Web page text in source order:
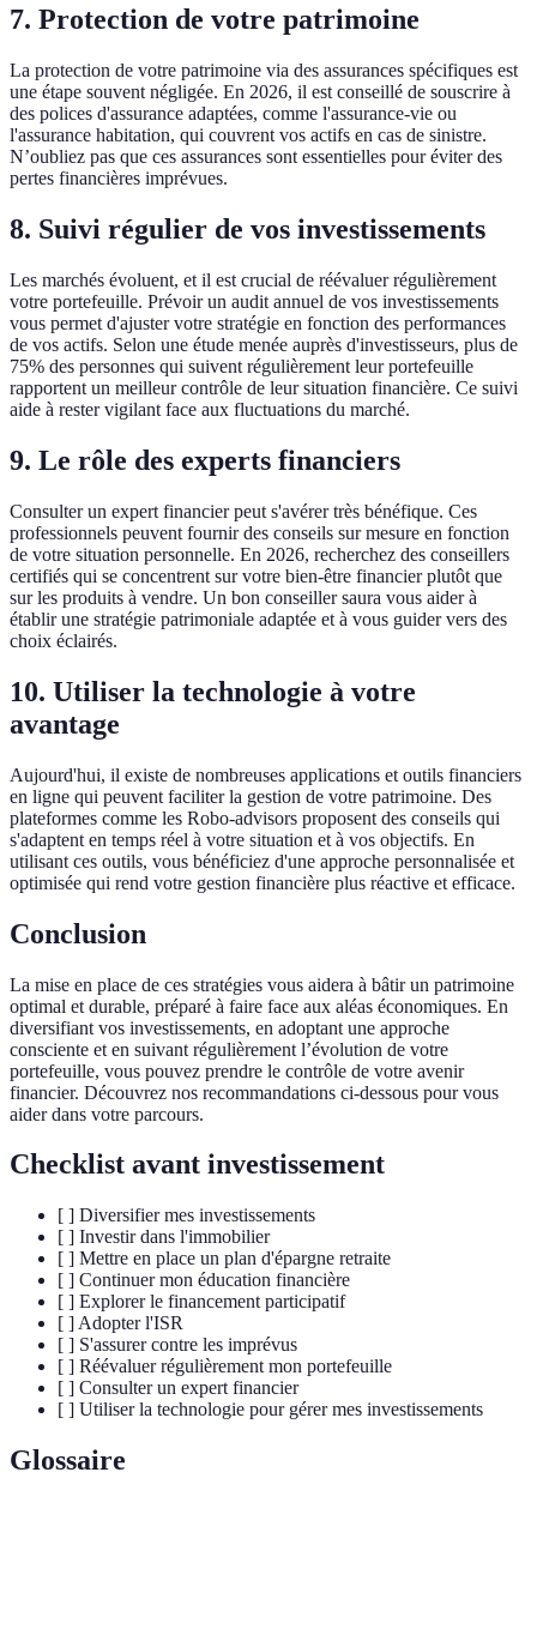
7. Protection de votre patrimoine
La protection de votre patrimoine via des assurances spécifiques est
une étape souvent négligée. En 2026, il est conseillé de souscrire à
des polices d'assurance adaptées, comme l'assurance-vie ou
l'assurance habitation, qui couvrent vos actifs en cas de sinistre.
N’oubliez pas que ces assurances sont essentielles pour éviter des
pertes financières imprévues.
8. Suivi régulier de vos investissements
Les marchés évoluent, et il est crucial de réévaluer régulièrement
votre portefeuille. Prévoir un audit annuel de vos investissements
vous permet d'ajuster votre stratégie en fonction des performances
de vos actifs. Selon une étude menée auprès d'investisseurs, plus de
75% des personnes qui suivent régulièrement leur portefeuille
rapportent un meilleur contrôle de leur situation financière. Ce suivi
aide à rester vigilant face aux fluctuations du marché.
9. Le rôle des experts financiers
Consulter un expert financier peut s'avérer très bénéfique. Ces
professionnels peuvent fournir des conseils sur mesure en fonction
de votre situation personnelle. En 2026, recherchez des conseillers
certifiés qui se concentrent sur votre bien-être financier plutôt que
sur les produits à vendre. Un bon conseiller saura vous aider à
établir une stratégie patrimoniale adaptée et à vous guider vers des
choix éclairés.
10. Utiliser la technologie à votre
avantage
Aujourd'hui, il existe de nombreuses applications et outils financiers
en ligne qui peuvent faciliter la gestion de votre patrimoine. Des
plateformes comme les Robo-advisors proposent des conseils qui
s'adaptent en temps réel à votre situation et à vos objectifs. En
utilisant ces outils, vous bénéficiez d'une approche personnalisée et
optimisée qui rend votre gestion financière plus réactive et efficace.
Conclusion
La mise en place de ces stratégies vous aidera à bâtir un patrimoine
optimal et durable, préparé à faire face aux aléas économiques. En
diversifiant vos investissements, en adoptant une approche
consciente et en suivant régulièrement l’évolution de votre
portefeuille, vous pouvez prendre le contrôle de votre avenir
financier. Découvrez nos recommandations ci-dessous pour vous
aider dans votre parcours.
Checklist avant investissement
[ ] Diversifier mes investissements
[ ] Investir dans l'immobilier
[ ] Mettre en place un plan d'épargne retraite
[ ] Continuer mon éducation financière
[ ] Explorer le financement participatif
[ ] Adopter l'ISR
[ ] S'assurer contre les imprévus
[ ] Réévaluer régulièrement mon portefeuille
[ ] Consulter un expert financier
[ ] Utiliser la technologie pour gérer mes investissements
Glossaire